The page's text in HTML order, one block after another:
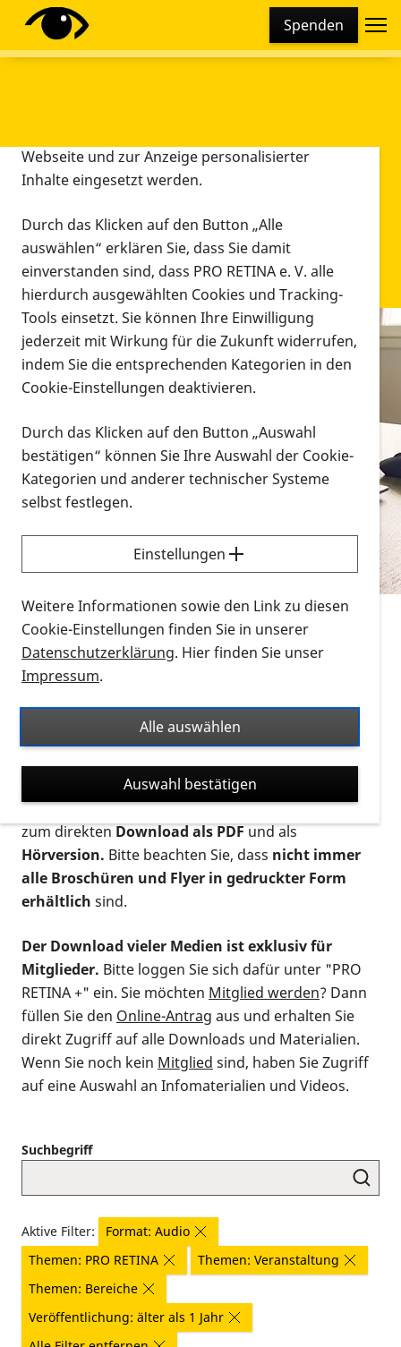
Spenden
Infomaterial
Infomaterial
Vorlesen
Alle Infomaterialien in verschiedenen
Formaten an einem Ort
Sie möchten wissen, wie Sie nach Infonmaterial
suchen und dieses bestellen bzw. herunterladen
können? Schauen Sie sich dieErklärvideos zum
Thema Infomaterial auf der PRO RETINA-Website
für blinde und sehbehinderte Menschen an.
Auf dieser Seite finden Sie sämtliches Infomaterial
Ort. Nutzen Sie den Formatfilter, um ausschließlich
nach Flyern und Broschüren, Audios oder Videos zu
suchen. Die meisten Flyer und Broschüren werden in
verschiedenen Formaten angeboten: zur
postalischen Bestellung als gedruckte Variante
zum direktenDownload als PDFund als
Hörversion. Bitte beachten Sie, dass nicht immer
alle Broschüren und Flyer in gedruckter Form
erhältlich sind.
Der Download vieler Medien ist exklusiv für
Mitglieder. Bitte loggen Sie sich dafür unter "PRO
RETINA +" ein. Sie möchten Mitglied werden? Dann
füllen Sie den Online-Antrag aus und erhalten Sie
direkt Zugriff auf alle Downloads und Materialien.
Wenn Sie noch kein Mitglied sind, haben Sie Zugriff
auf eine Auswahl an Infomaterialien und Videos.
Suchbegriff
Aktive Filter:
Format: Audio
Themen: PRO RETINA
Themen: Veranstaltung
Themen: Bereiche
Veröffentlichung: älter als 1 Jahr
Diese Webseite setzt verschiedene Cookies und
Tracking-Tools ein. Dies beinhaltet Cookies und
Webseite und zur Anzeige personalisierter
Inhalte eingesetzt werden.
Durch das Klicken auf den Button „Alle
auswählen“ erklären Sie, dass Sie damit
einverstanden sind, dass PRO RETINA e. V. alle
hierdurch ausgewählten Cookies und Tracking-
Tools einsetzt. Sie können Ihre Einwilligung
jederzeit mit Wirkung für die Zukunft widerrufen,
indem Sie die entsprechenden Kategorien in den
Cookie-Einstellungen deaktivieren.
Durch das Klicken auf den Button „Auswahl
bestätigen“ können Sie Ihre Auswahl der Cookie-
Kategorien und anderer technischer Systeme
selbst festlegen.
Einstellungen
Weitere Informationen sowie den Link zu diesen
Cookie-Einstellungen finden Sie in unserer
Datenschutzerklärung. Hier finden Sie unser
Impressum.
Alle auswählen
Auswahl bestätigen